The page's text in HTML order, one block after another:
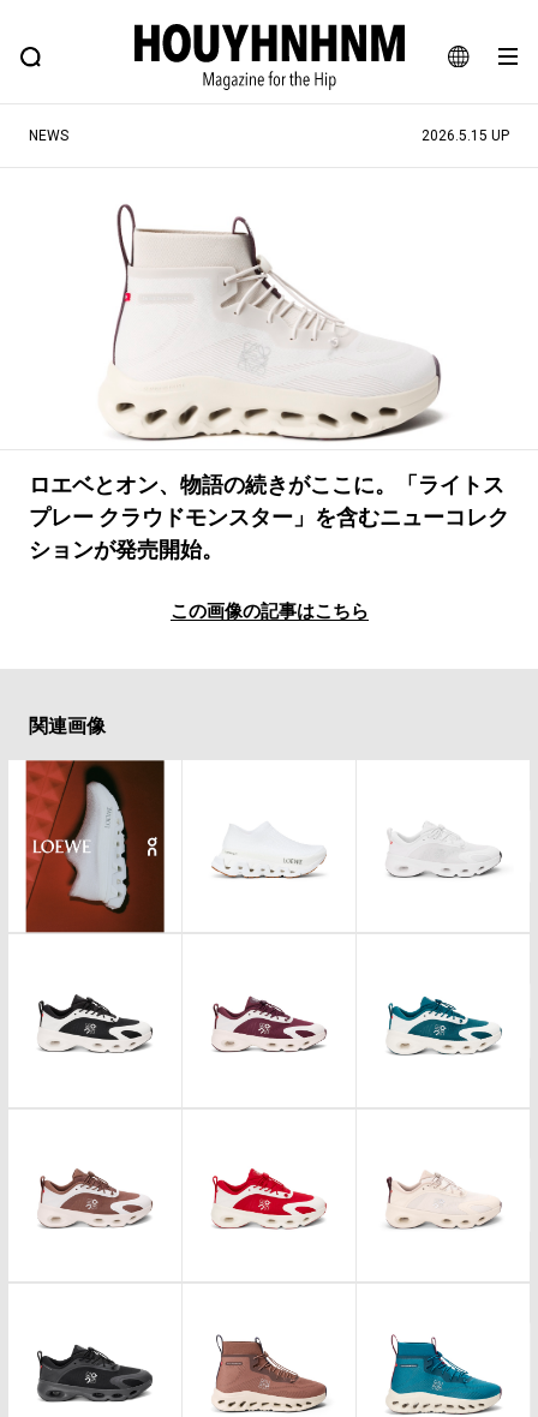
JA
EN
FEATURE BLOG SNAP
ヒップなファッション、カルチャー、ライフスタイルWEBマガジン
#注目のタグ
#SHOPPING ADDICT #憧れの逸品
#ESSENTIAL DESIGNS #古着サミット
#NEW VINTAGE #マイナーグッド図鑑
#GH 銘品の所以 #フイナムのYouTube
#ととけん #FASHION #MUSIC #MOVIE
#LIFESTYLE #SNEAKER
NEWS 2026.5.15 UP
ロエベとオン、物語の続きがここに。「ライトス
プレー クラウドモンスター」を含むニューコレク
ションが発売開始。
この画像の記事はこちら
関連画像